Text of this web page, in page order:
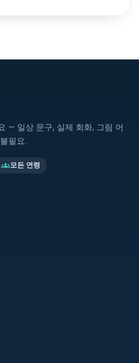
— 일상 문구, 실제 회화, 그림 어
필요.
groups모든 연령